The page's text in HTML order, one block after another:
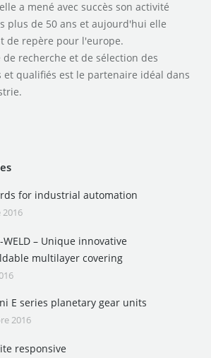
a mené avec succès son activité
plus de 50 ans et aujourd'hui elle
de repère pour l'europe.
recherche et de sélection des
qualifiés est le partenaire idéal dans
for industrial automation
2016
WELD – Unique innovative
multilayer covering
E series planetary gear units
2016
responsive